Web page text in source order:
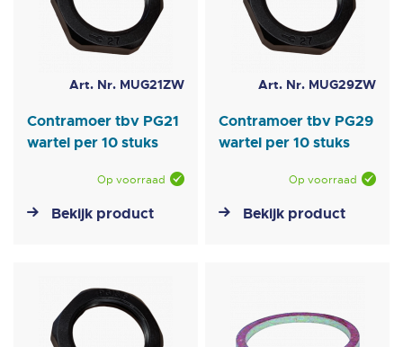
Art. Nr. MUG21ZW
Contramoer tbv PG21
wartel per 10 stuks
Op voorraad
Bekijk product
Art. Nr. MUG29ZW
Contramoer tbv PG29
wartel per 10 stuks
Op voorraad
Bekijk product